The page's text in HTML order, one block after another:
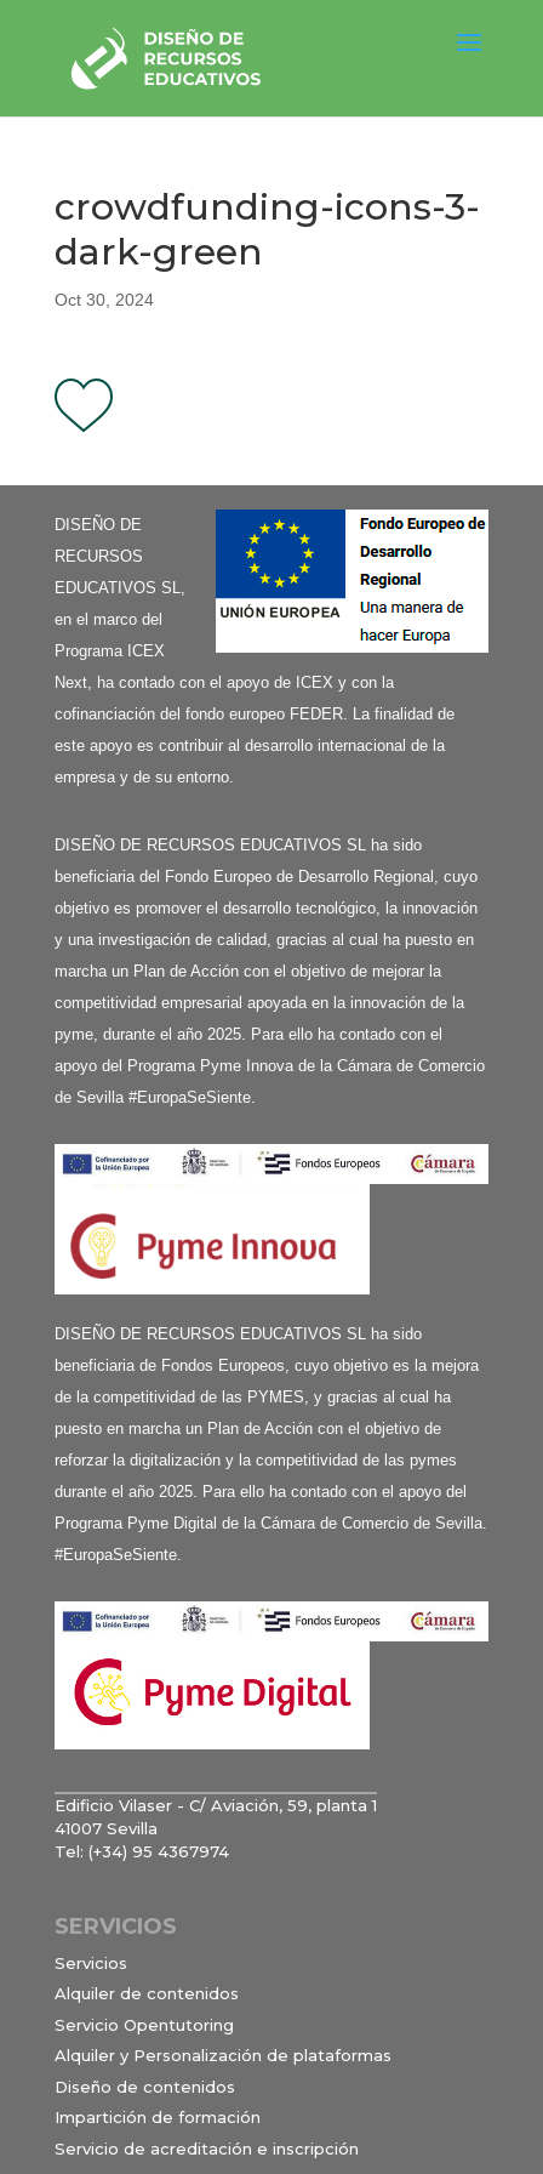
crowdfunding-icons-3-
dark-green
Oct 30, 2024
DISEÑO DE
RECURSOS
EDUCATIVOS SL,
en el marco del
Programa ICEX
Next, ha contado con el apoyo de ICEX y con la
cofinanciación del fondo europeo FEDER. La finalidad de
este apoyo es contribuir al desarrollo internacional de la
empresa y de su entorno.
DISEÑO DE RECURSOS EDUCATIVOS SL ha sido
beneficiaria del Fondo Europeo de Desarrollo Regional, cuyo
objetivo es promover el desarrollo tecnológico, la innovación
y una investigación de calidad, gracias al cual ha puesto en
marcha un Plan de Acción con el objetivo de mejorar la
competitividad empresarial apoyada en la innovación de la
pyme, durante el año 2025. Para ello ha contado con el
apoyo del Programa Pyme Innova de la Cámara de Comercio
de Sevilla #EuropaSeSiente.
DISEÑO DE RECURSOS EDUCATIVOS SL ha sido
beneficiaria de Fondos Europeos, cuyo objetivo es la mejora
de la competitividad de las PYMES, y gracias al cual ha
puesto en marcha un Plan de Acción con el objetivo de
reforzar la digitalización y la competitividad de las pymes
durante el año 2025. Para ello ha contado con el apoyo del
Programa Pyme Digital de la Cámara de Comercio de Sevilla.
#EuropaSeSiente.
Edificio Vilaser - C/ Aviación, 59, planta 1
41007 Sevilla
Tel: (+34) 95 4367974
SERVICIOS
Servicios
Alquiler de contenidos
Servicio Opentutoring
Alquiler y Personalización de plataformas
Diseño de contenidos
Impartición de formación
Servicio de acreditación e inscripción